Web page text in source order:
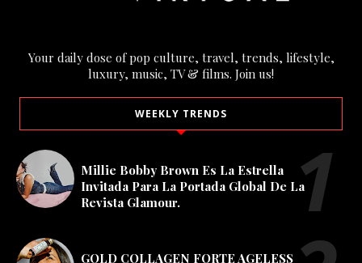
Your daily dose of pop culture, travel, trends, lifestyle,
luxury, music, TV & films. Join us!
WEEKLY TRENDS
Millie Bobby Brown Es La Estrella
Invitada Para La Portada Global De La
Revista Glamour.
GOLD COLLAGEN FORTE AGELESS